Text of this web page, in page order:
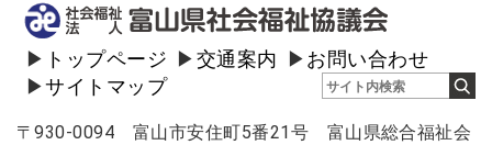
トップページ 交通案内
お問い合わせ
サイトマップ
〒930-0094 富山市安住町5番21号 富山県総合福祉会